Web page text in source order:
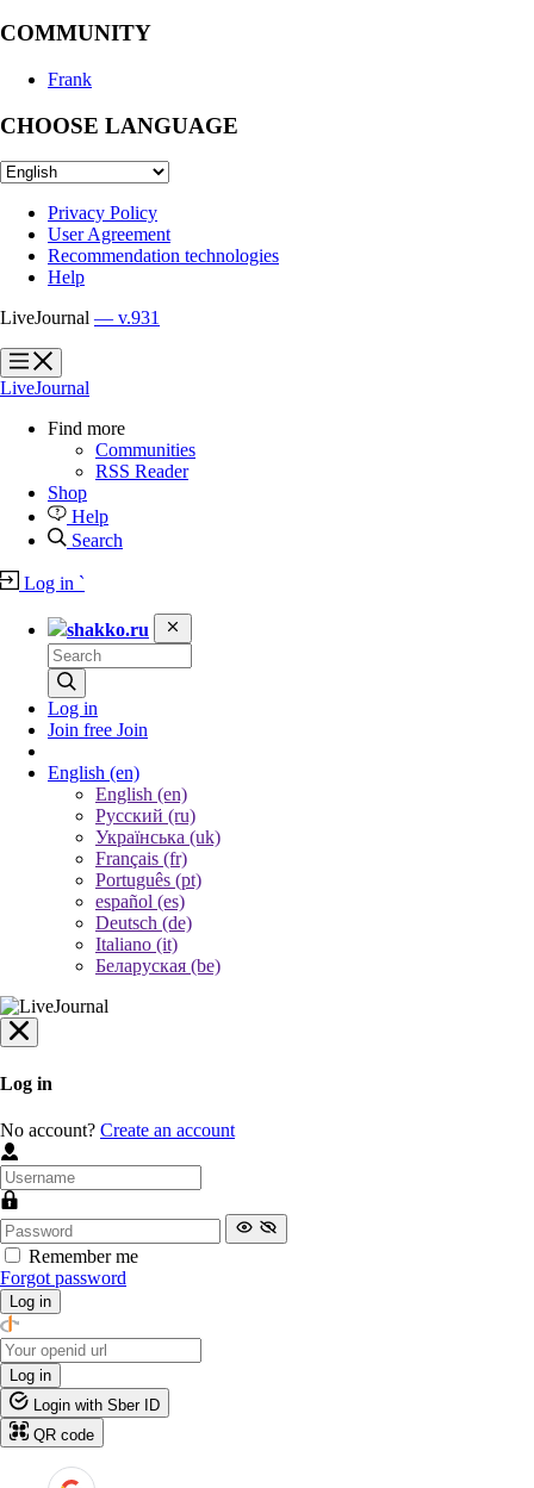
COMMUNITY
Frank
CHOOSE LANGUAGE
Privacy Policy
User Agreement
Recommendation technologies
Help
LiveJournal — v.931
?
?
LiveJournal
Find more
Communities
RSS Reader
Shop
Help
Search
Log in `
shakko.ru
Log in
Join free Join
English (en)
English (en)
Русский (ru)
Українська (uk)
Français (fr)
Português (pt)
español (es)
Deutsch (de)
Italiano (it)
Беларуская (be)
Log in
No account? Create an account
Remember me
Forgot password
Log in
Log in
Login with Sber ID
QR code